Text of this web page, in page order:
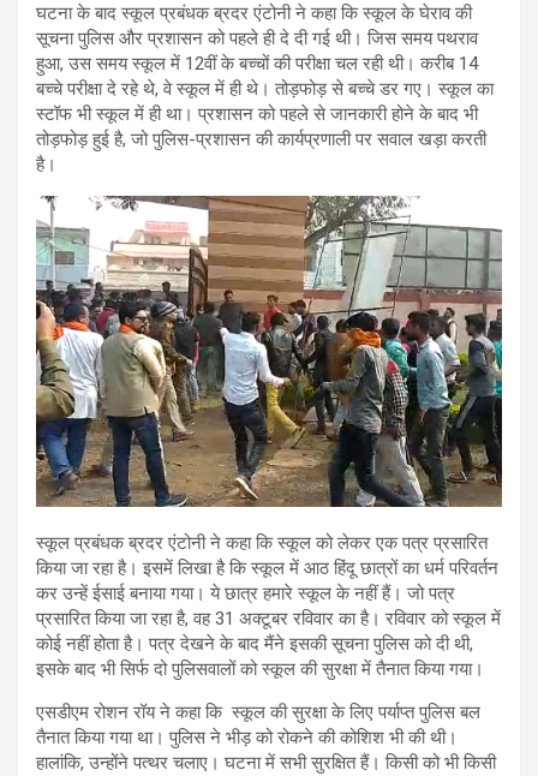
घटना के बाद स्कूल प्रबंधक ब्रदर एंटोनी ने कहा कि स्कूल के घेराव की
सूचना पुलिस और प्रशासन को पहले ही दे दी गई थी। जिस समय पथराव
हुआ, उस समय स्कूल में 12वीं के बच्चों की परीक्षा चल रही थी। करीब 14
बच्चे परीक्षा दे रहे थे, वे स्कूल में ही थे। तोड़फोड़ से बच्चे डर गए। स्कूल का
स्टॉफ भी स्कूल में ही था। प्रशासन को पहले से जानकारी होने के बाद भी
तोड़फोड़ हुई है, जो पुलिस-प्रशासन की कार्यप्रणाली पर सवाल खड़ा करती
है।
स्कूल प्रबंधक ब्रदर एंटोनी ने कहा कि स्कूल को लेकर एक पत्र प्रसारित
किया जा रहा है। इसमें लिखा है कि स्कूल में आठ हिंदू छात्रों का धर्म परिवर्तन
कर उन्हें ईसाई बनाया गया। ये छात्र हमारे स्कूल के नहीं हैं। जो पत्र
प्रसारित किया जा रहा है, वह 31 अक्टूबर रविवार का है। रविवार को स्कूल में
कोई नहीं होता है। पत्र देखने के बाद मैंने इसकी सूचना पुलिस को दी थी,
इसके बाद भी सिर्फ दो पुलिसवालों को स्कूल की सुरक्षा में तैनात किया गया।
एसडीएम रोशन रॉय ने कहा कि स्कूल की सुरक्षा के लिए पर्याप्त पुलिस बल
तैनात किया गया था। पुलिस ने भीड़ को रोकने की कोशिश भी की थी।
हालांकि, उन्होंने पत्थर चलाए। घटना में सभी सुरक्षित हैं। किसी को भी किसी